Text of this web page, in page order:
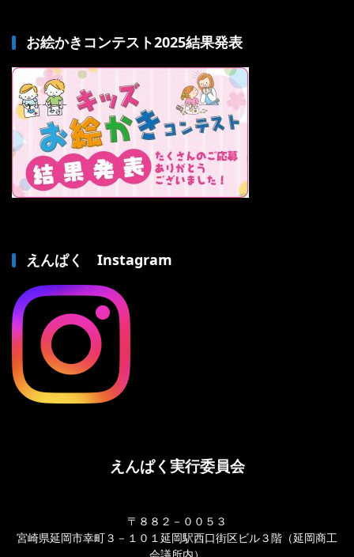
お絵かきコンテスト2025結果発表
えんぱく Instagram
えんぱく実行委員会
〒８８２－００５３
宮崎県延岡市幸町３－１０１延岡駅西口街区ビル３階（延岡商工